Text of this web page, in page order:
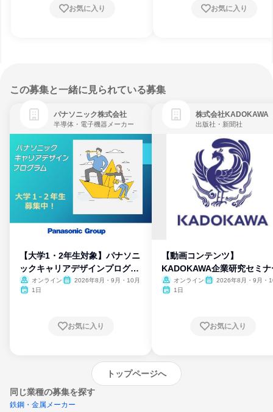
お気に入り お気に入り
この募集と一緒に見られている募集
パナソニック株式会社
半導体・電子機器メーカー
【大学1・2年生対象】パナソニ
ックキャリアデザインプログラ
ム
オンライン
2026年8月・9月・10月
1日
お気に入り
株式会社KADOKAWA
出版社・新聞社
【動画コンテンツ】
KADOKAWA企業研究セミナ
オンライン
2026年8月・9月・
1日
お気に入り
トップページへ
同じ業種の募集を探す
鉄鋼・金属メーカー